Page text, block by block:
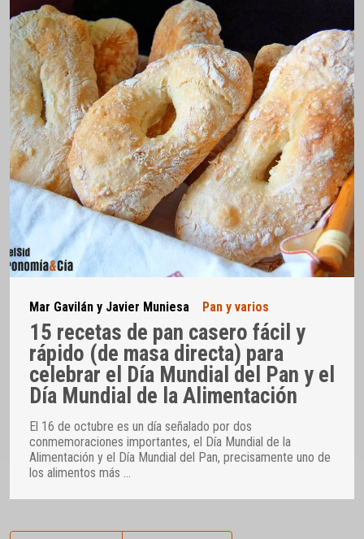
Mar Gavilán y Javier Muniesa Pan y varios
15 recetas de pan casero fácil y
rápido (de masa directa) para
celebrar el Día Mundial del Pan y el
Día Mundial de la Alimentación
El 16 de octubre es un día señalado por dos
conmemoraciones importantes, el Día Mundial de la
Alimentación y el Día Mundial del Pan, precisamente uno de
los alimentos más